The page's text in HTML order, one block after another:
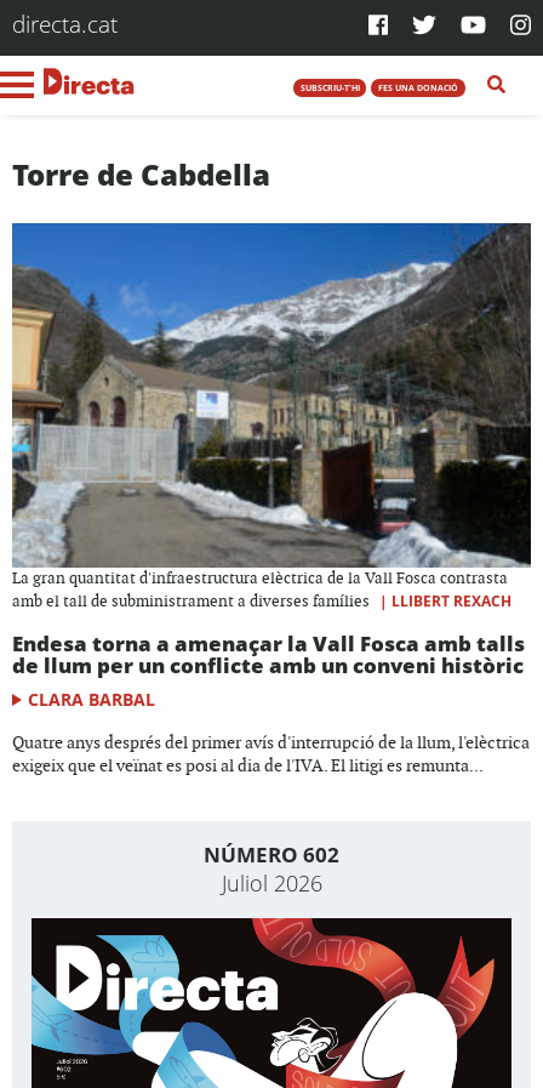
directa.cat
SUBSCRIU-T'HI FES UNA DONACIÓ
Torre de Cabdella
La gran quantitat d'infraestructura elèctrica de la Vall Fosca contrasta
amb el tall de subministrament a diverses famílies
| LLIBERT REXACH
Endesa torna a amenaçar la Vall Fosca amb talls
de llum per un conflicte amb un conveni històric
CLARA BARBAL
Quatre anys després del primer avís d'interrupció de la llum, l'elèctrica
exigeix que el veïnat es posi al dia de l'IVA. El litigi es remunta...
NÚMERO 602
Juliol 2026